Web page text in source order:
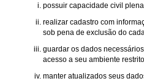
possuir capacidade civil
realizar cadastro com
sob pena de exclusão do
guardar os dados
acesso a seu ambiente
manter atualizados seus